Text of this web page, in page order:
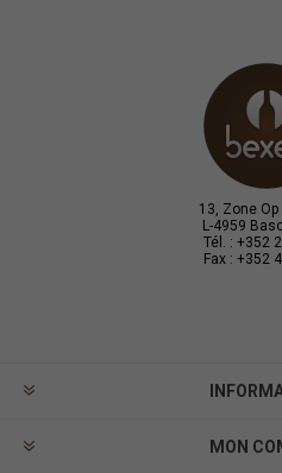
13, Zone
L-4959
Tél. : +352
Fax : +352
MON